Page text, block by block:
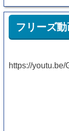
フリーズ
https://youtu.be/